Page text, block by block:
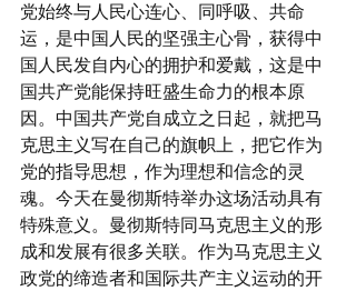
党始终与人民心连心、同呼吸、共命
运，是中国人民的坚强主心骨，获得中
国人民发自内心的拥护和爱戴，这是中
国共产党能保持旺盛生命力的根本原
因。中国共产党自成立之日起，就把马
克思主义写在自己的旗帜上，把它作为
党的指导思想，作为理想和信念的灵
魂。今天在曼彻斯特举办这场活动具有
特殊意义。曼彻斯特同马克思主义的形
成和发展有很多关联。作为马克思主义
政党的缔造者和国际共产主义运动的开